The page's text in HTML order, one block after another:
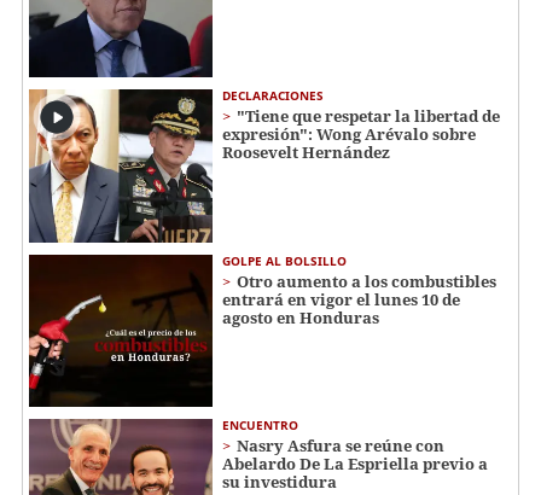
DECLARACIONES
"Tiene que respetar la libertad de
expresión": Wong Arévalo sobre
Roosevelt Hernández
GOLPE AL BOLSILLO
Otro aumento a los combustibles
entrará en vigor el lunes 10 de
agosto en Honduras
ENCUENTRO
Nasry Asfura se reúne con
Abelardo De La Espriella previo a
su investidura